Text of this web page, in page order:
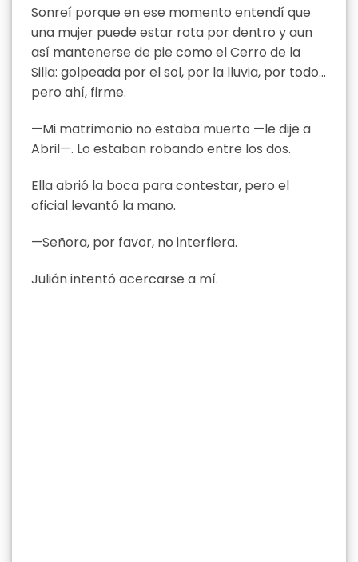
Sonreí porque en ese momento entendí que
una mujer puede estar rota por dentro y aun
así mantenerse de pie como el Cerro de la
Silla: golpeada por el sol, por la lluvia, por todo…
pero ahí, firme.
—Mi matrimonio no estaba muerto —le dije a
Abril—. Lo estaban robando entre los dos.
Ella abrió la boca para contestar, pero el
oficial levantó la mano.
—Señora, por favor, no interfiera.
Julián intentó acercarse a mí.